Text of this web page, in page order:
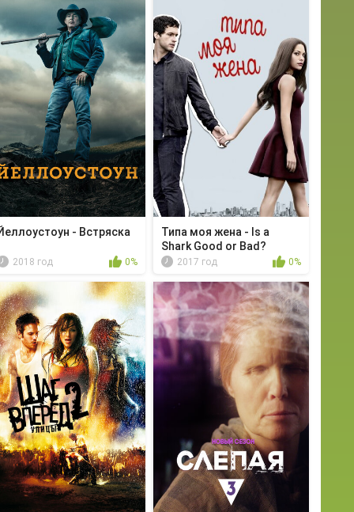
- Встряска
2018 год 0%
Типа моя жена - Is a
Shark Good or Bad?
2017 год 0%